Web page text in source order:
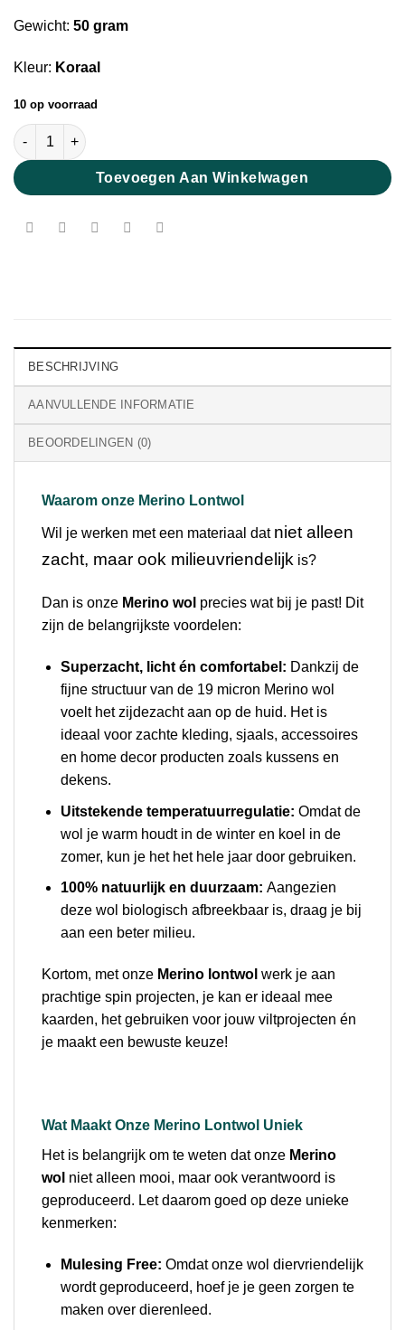
Gewicht: 50 gram
Kleur: Koraal
10 op voorraad
Extra Fijne Merino Lontwol Koraal 19 micron aantal
Toevoegen Aan Winkelwagen
BESCHRIJVING
AANVULLENDE INFORMATIE
BEOORDELINGEN (0)
Waarom onze Merino Lontwol
Wil je werken met een materiaal dat niet alleen
zacht, maar ook milieuvriendelijk is?
Dan is onze Merino wol precies wat bij je past! Dit
zijn de belangrijkste voordelen:
Superzacht, licht én comfortabel: Dankzij de
fijne structuur van de 19 micron Merino wol
voelt het zijdezacht aan op de huid. Het is
ideaal voor zachte kleding, sjaals, accessoires
en home decor producten zoals kussens en
dekens.
Uitstekende temperatuurregulatie: Omdat de
wol je warm houdt in de winter en koel in de
zomer, kun je het het hele jaar door gebruiken.
100% natuurlijk en duurzaam: Aangezien
deze wol biologisch afbreekbaar is, draag je bij
aan een beter milieu.
Kortom, met onze Merino lontwol werk je aan
prachtige spin projecten, je kan er ideaal mee
kaarden, het gebruiken voor jouw viltprojecten én
je maakt een bewuste keuze!
Wat Maakt Onze Merino Lontwol Uniek
Het is belangrijk om te weten dat onze Merino
wol niet alleen mooi, maar ook verantwoord is
geproduceerd. Let daarom goed op deze unieke
kenmerken:
Mulesing Free: Omdat onze wol diervriendelijk
wordt geproduceerd, hoef je je geen zorgen te
maken over dierenleed.